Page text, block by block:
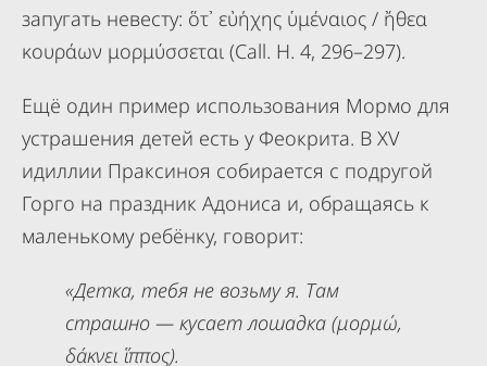
запугать невесту: ὅτ᾽ εὐήχης ὑμέναιος / ἤθεα
κουράων μορμύσσεται (Call. H. 4, 296–297).
Ещё один пример использования Мормо для
устрашения детей есть у Феокрита. В XV
идиллии Праксиноя собирается с подругой
Горго на праздник Адониса и, обращаясь к
маленькому ребёнку, говорит:
«Детка, тебя не возьму я. Там
страшно — кусает лошадка (μορμώ,
δάκνει ἵππος).